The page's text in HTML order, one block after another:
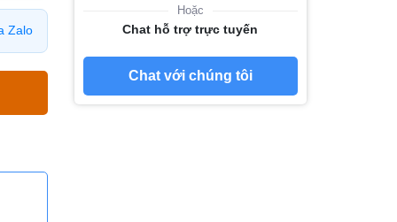
Zalo
Hoặc
Chat hỗ trợ trực tuyến
Chat với chúng tôi